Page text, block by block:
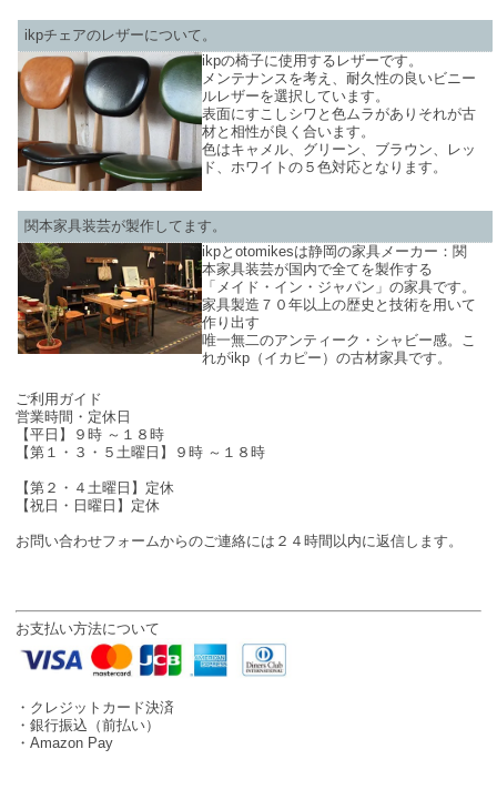
ikpチェアのレザーについて。
ikpの椅子に使用するレザーです。
メンテナンスを考え、耐久性の良いビニー
ルレザーを選択しています。
表面にすこしシワと色ムラがありそれが古
材と相性が良く合います。
色はキャメル、グリーン、ブラウン、レッ
ド、ホワイトの５色対応となります。
関本家具装芸が製作してます。
ikpとotomikesは静岡の家具メーカー：関
本家具装芸が国内で全てを製作する
「メイド・イン・ジャパン」の家具です。
家具製造７０年以上の歴史と技術を用いて
作り出す
唯一無二のアンティーク・シャビー感。こ
れがikp（イカピー）の古材家具です。
ご利用ガイド
営業時間・定休日
【平日】９時 ～１８時
【第１・３・５土曜日】９時 ～１８時
【第２・４土曜日】定休
【祝日・日曜日】定休
お問い合わせフォームからのご連絡には２４時間以内に返信します。
お支払い方法について
・クレジットカード決済
・銀行振込（前払い）
・Amazon Pay